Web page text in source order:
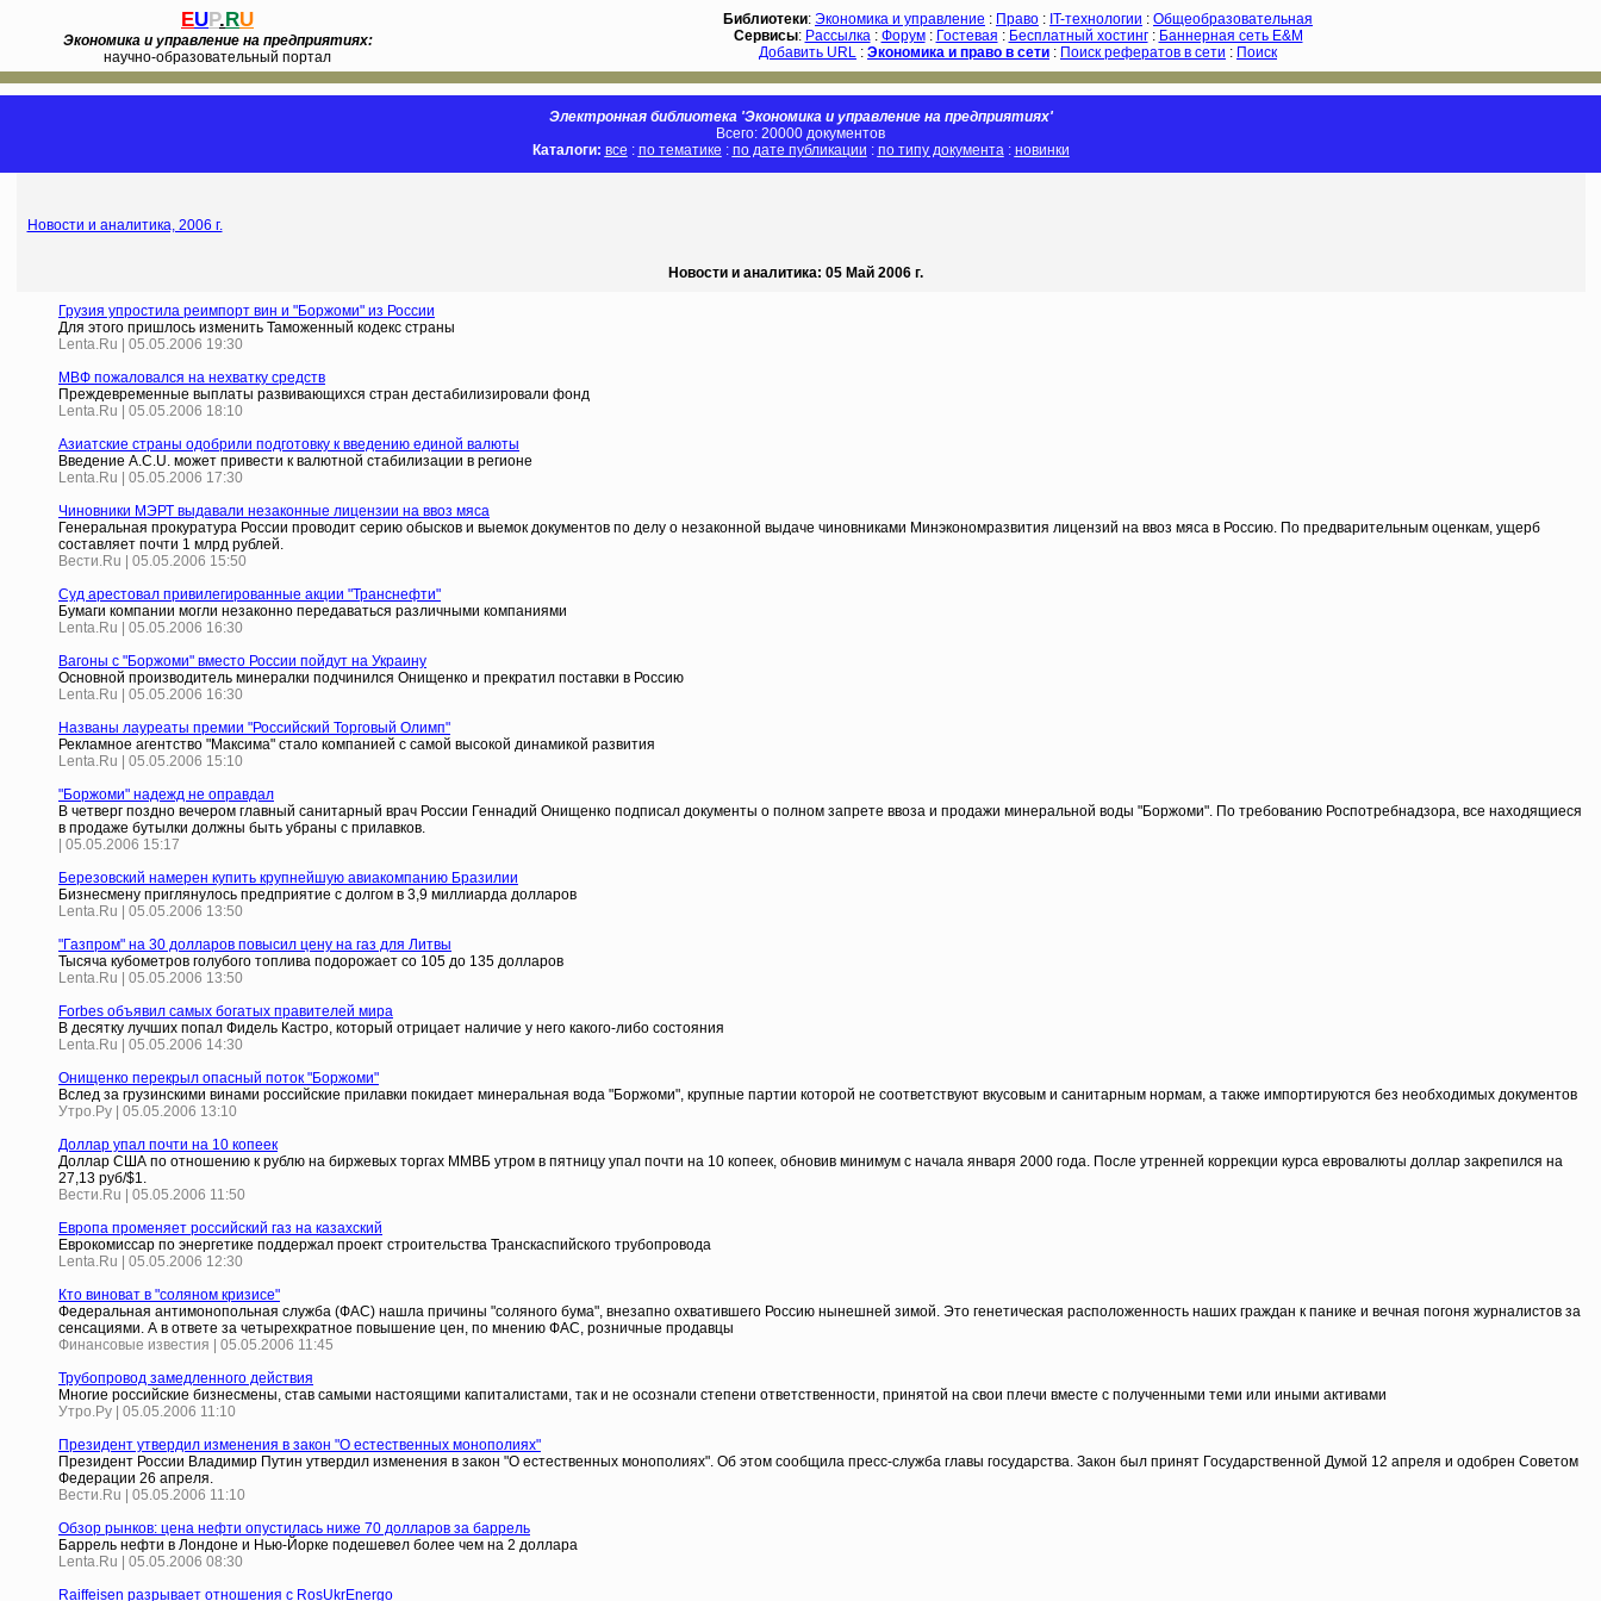
EUP.RU
Экономика и управление на предприятиях:
научно-образовательный портал
Библиотеки: Экономика и управление : Право : IT-технологии : Общеобразовательная
Сервисы: Рассылка: Форум: Гостевая : Бесплатный хостинг: Баннерная сеть E&M
Добавить URL : Экономика и право в сети : Поиск рефератов в сети : Поиск
Электронная библиотека 'Экономика и управление на предприятиях'
Всего: 20000 документов
Каталоги: все : по тематике : по дате публикации : по типу документа: новинки
Новости и аналитика, 2006 г.
Новости и аналитика: 05 Май 2006 г.
Грузия упростила реимпорт вин и "Боржоми" из России
Для этого пришлось изменить Таможенный кодекс страны
Lenta.Ru | 05.05.2006 19:30
МВФ пожаловался на нехватку средств
Преждевременные выплаты развивающихся стран дестабилизировали фонд
Lenta.Ru | 05.05.2006 18:10
Азиатские страны одобрили подготовку к введению единой валюты
Введение A.C.U. может привести к валютной стабилизации в регионе
Lenta.Ru | 05.05.2006 17:30
Чиновники МЭРТ выдавали незаконные лицензии на ввоз мяса
Генеральная прокуратура России проводит серию обысков и выемок документов по делу о незаконной выдаче чиновниками Минэкономразвития лицензий на ввоз мяса в Россию. По предварительным оценкам, ущерб
составляет почти 1 млрд рублей.
Вести.Ru | 05.05.2006 15:50
Суд арестовал привилегированные акции "Транснефти"
Бумаги компании могли незаконно передаваться различными компаниями
Lenta.Ru | 05.05.2006 16:30
Вагоны с "Боржоми" вместо России пойдут на Украину
Основной производитель минералки подчинился Онищенко и прекратил поставки в Россию
Lenta.Ru | 05.05.2006 16:30
Названы лауреаты премии "Российский Торговый Олимп"
Рекламное агентство "Максима" стало компанией с самой высокой динамикой развития
Lenta.Ru | 05.05.2006 15:10
"Боржоми" надежд не оправдал
В четверг поздно вечером главный санитарный врач России Геннадий Онищенко подписал документы о полном запрете ввоза и продажи минеральной воды "Боржоми". По требованию Роспотребнадзора, все находящиеся
в продаже бутылки должны быть убраны с прилавков.
| 05.05.2006 15:17
Березовский намерен купить крупнейшую авиакомпанию Бразилии
Бизнесмену приглянулось предприятие с долгом в 3,9 миллиарда долларов
Lenta.Ru | 05.05.2006 13:50
"Газпром" на 30 долларов повысил цену на газ для Литвы
Тысяча кубометров голубого топлива подорожает со 105 до 135 долларов
Lenta.Ru | 05.05.2006 13:50
Forbes объявил самых богатых правителей мира
В десятку лучших попал Фидель Кастро, который отрицает наличие у него какого-либо состояния
Lenta.Ru | 05.05.2006 14:30
Онищенко перекрыл опасный поток "Боржоми"
Вслед за грузинскими винами российские прилавки покидает минеральная вода "Боржоми", крупные партии которой не соответствуют вкусовым и санитарным нормам, а также импортируются без необходимых документов
Утро.Ру | 05.05.2006 13:10
Доллар упал почти на 10 копеек
Доллар США по отношению к рублю на биржевых торгах ММВБ утром в пятницу упал почти на 10 копеек, обновив минимум с начала января 2000 года. После утренней коррекции курса евровалюты доллар закрепился на
27,13 руб/$1.
Вести.Ru | 05.05.2006 11:50
Европа променяет российский газ на казахский
Еврокомиссар по энергетике поддержал проект строительства Транскаспийского трубопровода
Lenta.Ru | 05.05.2006 12:30
Кто виноват в "соляном кризисе"
Федеральная антимонопольная служба (ФАС) нашла причины "соляного бума", внезапно охватившего Россию нынешней зимой. Это генетическая расположенность наших граждан к панике и вечная погоня журналистов за
сенсациями. А в ответе за четырехкратное повышение цен, по мнению ФАС, розничные продавцы
Финансовые известия | 05.05.2006 11:45
Трубопровод замедленного действия
Многие российские бизнесмены, став самыми настоящими капиталистами, так и не осознали степени ответственности, принятой на свои плечи вместе с полученными теми или иными активами
Утро.Ру | 05.05.2006 11:10
Президент утвердил изменения в закон "О естественных монополиях"
Президент России Владимир Путин утвердил изменения в закон "О естественных монополиях". Об этом сообщила пресс-служба главы государства. Закон был принят Государственной Думой 12 апреля и одобрен Советом
Федерации 26 апреля.
Вести.Ru | 05.05.2006 11:10
Обзор рынков: цена нефти опустилась ниже 70 долларов за баррель
Баррель нефти в Лондоне и Нью-Йорке подешевел более чем на 2 доллара
Lenta.Ru | 05.05.2006 08:30
Raiffeisen разрывает отношения с RosUkrEnergo